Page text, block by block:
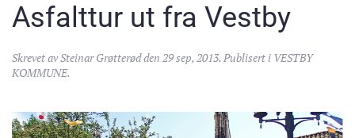
Asfalttur ut fra Vestby
Skrevet avSteinar Grøtterødden 29 sep, 2013. Publisert i VESTBY
KOMMUNE.